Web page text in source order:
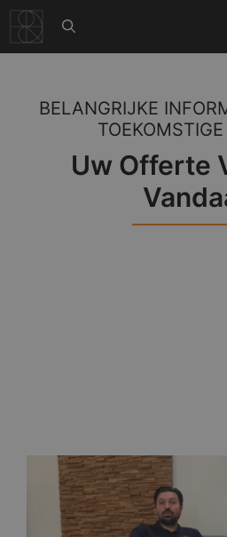
naar
de
BELANGRIJKE
Uw Offerte